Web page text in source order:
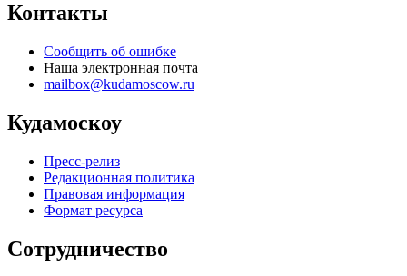
Контакты
Сообщить об ошибке
Наша электронная почта
mailbox@kudamoscow.ru
Кудамоскоу
Пресс-релиз
Редакционная политика
Правовая информация
Формат ресурса
Сотрудничество